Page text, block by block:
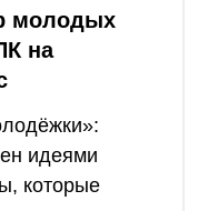
молодых
на
идеями
которые